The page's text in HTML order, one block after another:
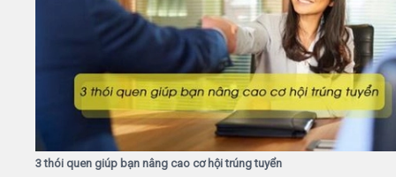
3 thói quen giúp bạn nâng cao cơ hội trúng tuyển